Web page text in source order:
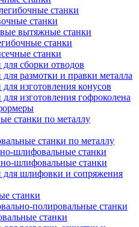
станки
станки
вытяжные станки
станки
станки
сборки отводов
размотки и правки металла
изготовления конусов
изготовления гофроколена
станки по металлу
станки по металлу
шлифовальные станки
шлифовальные станки
для шлифовки и сопряжения
станки
полировальные станки
станки